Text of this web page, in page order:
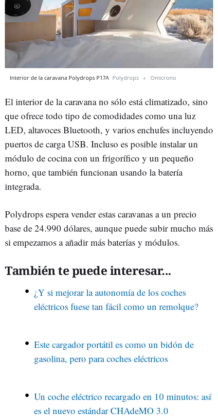
Interior de la caravana Polydrops P17A Polydrops Omicrono
El interior de la caravana no sólo está climatizado, sino
que ofrece todo tipo de comodidades como una luz
LED, altavoces Bluetooth, y varios enchufes incluyendo
puertos de carga USB. Incluso es posible instalar un
módulo de cocina con un frigorífico y un pequeño
horno, que también funcionan usando la batería
integrada.
Polydrops espera vender estas caravanas a un precio
base de 24.990 dólares, aunque puede subir mucho más
si empezamos a añadir más baterías y módulos.
También te puede interesar...
¿Y si mejorar la autonomía de los coches
eléctricos fuese tan fácil como un remolque?
Este cargador portátil es como un bidón de
gasolina, pero para coches eléctricos
Un coche eléctrico recargado en 10 minutos: así
es el nuevo estándar CHAdeMO 3.0